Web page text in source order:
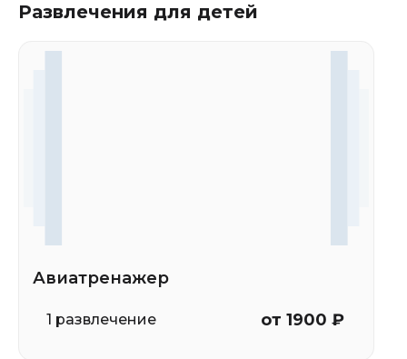
Развлечения для детей
Авиатренажер
1 развлечение от 1900 ₽